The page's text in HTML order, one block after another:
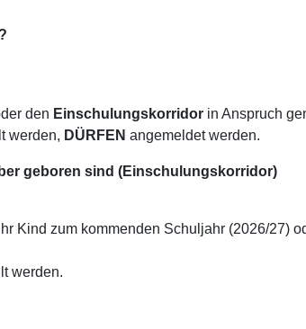
den Einschulungskorridor in Anspruch
werden, DÜRFEN angemeldet werden.
geboren sind (Einschulungskorridor)
Kind zum kommenden Schuljahr (2026/27)
werden.